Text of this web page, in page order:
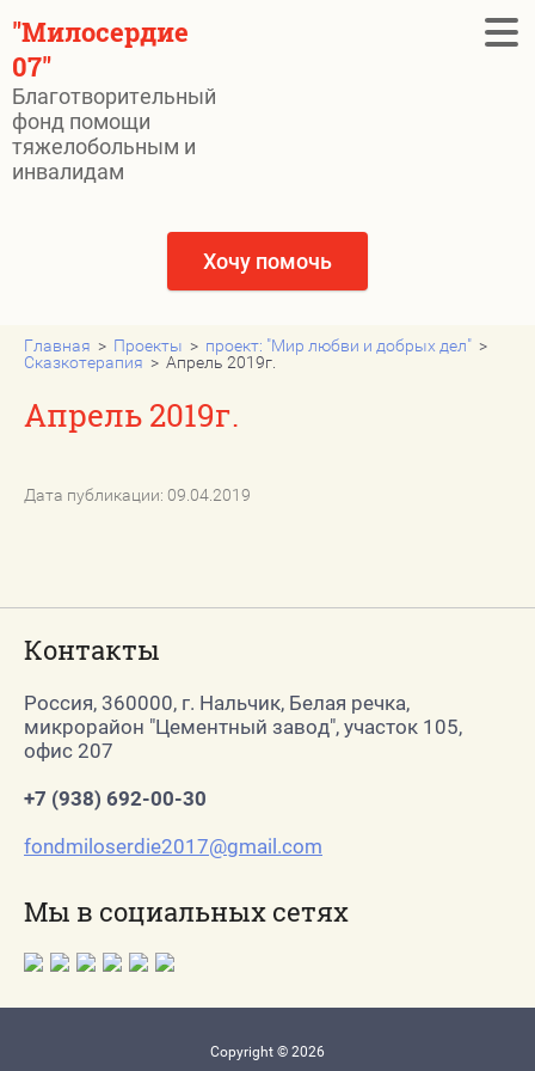
Главная
СРОЧНО НУЖНА ПОМОЩЬ
Новости
Нам помогли
Государственные льготы при
пожертвования
Отчёты
Наши видео
Контакты
Порталы исполнительных
органов государственной
власти КБР
Напишите нам
Условия оплаты
Регистрация
"Милосердие
07"
Благотворительный
фонд помощи
тяжелобольным и
инвалидам
Хочу помочь
Главная
  >
Проекты
  >
проект: "Мир любви и добрых дел"
Сказкотерапия
  >  Апрель 2019г.
Апрель 2019г.
Дата публикации: 09.04.2019
Контакты
Россия, 360000, г. Нальчик, Белая речка,
микрорайон "Цементный завод", участок 105,
офис 207
+7 (938) 692-00-30
fondmiloserdie2017@gmail.com
Мы в социальных сетях
Copyright © 2026